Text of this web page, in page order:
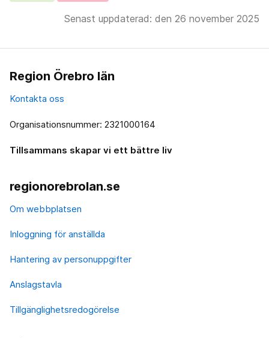
Senast uppdaterad: den 26 november 2025
Region Örebro län
Kontakta oss
Organisationsnummer: 2321000164
Tillsammans skapar vi ett bättre liv
regionorebrolan.se
Om webbplatsen
Inloggning för anställda
Hantering av personuppgifter
Anslagstavla
Tillgänglighetsredogörelse